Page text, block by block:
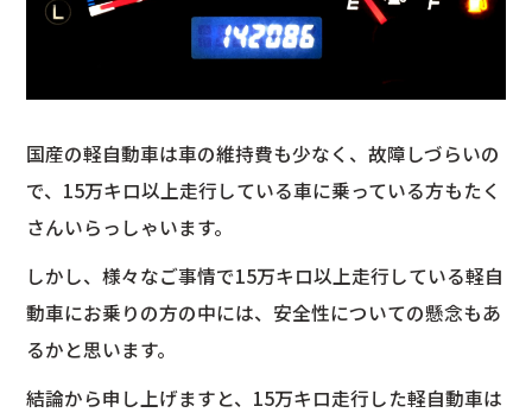
国産の軽自動車は車の維持費も少なく、故障しづらいの
で、15万キロ以上走行している車に乗っている方もたく
さんいらっしゃいます。
しかし、様々なご事情で15万キロ以上走行している軽自
動車にお乗りの方の中には、安全性についての懸念もあ
るかと思います。
結論から申し上げますと、15万キロ走行した軽自動車は